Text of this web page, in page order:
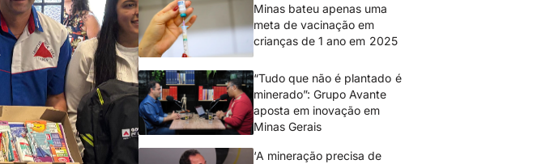
Minas bateu apenas uma
meta de vacinação em
crianças de 1 ano em 2025
“Tudo que não é plantado é
minerado”: Grupo Avante
aposta em inovação em
Minas Gerais
‘A mineração precisa de